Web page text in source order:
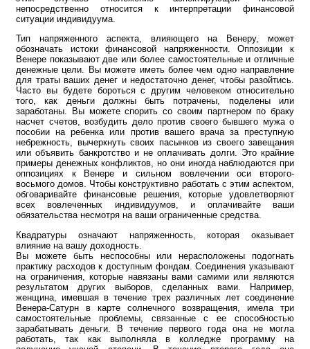
непосредственно относится к интерпретации финансовой
ситуации индивидуума.
Тип напряженного аспекта, влияющего на Венеру, может
обозначать истоки финансовой напряженности. Оппозиции к
Венере показывают две или более самостоятельные и отличные
денежные цели. Вы можете иметь более чем одно направление
для траты ваших денег и недостаточно денег, чтобы разойтись.
Часто вы будете бороться с другим человеком относительно
того, как деньги должны быть потрачены, поделены или
заработаны. Вы можете спорить со своим партнером по браку
насчет счетов, возбудить дело против своего бывшего мужа о
пособии на ребенка или против вашего врача за преступную
небрежность, вычеркнуть своих пасынков из своего завещания
или объявить банкротство и не оплачивать долги. Это крайние
примеры денежных конфликтов, но они иногда наблюдаются при
оппозициях к Венере и сильном вовлечении оси второго-
восьмого домов. Чтобы конструктивно работать с этим аспектом,
обговаривайте финансовые решения, которые удовлетворяют
всех вовлеченных индивидуумов, и оплачивайте ваши
обязательства несмотря на ваши ограниченные средства.
Квадратуры означают напряженность, которая оказывает
влияние на вашу доходность.
Вы можете быть неспособны или нерасположены подогнать
практику расходов к доступным фондам. Соединения указывают
на ограничения, которые навязаны вами самими или являются
результатом других выборов, сделанных вами. Например,
женщина, имевшая в течение трех различных лет соединение
Венера-Сатурн в карте солнечного возвращения, имела три
самостоятельные проблемы, связанные с ее способностью
зарабатывать деньги. В течение первого года она не могла
работать, так как выполняла в колледже программу на